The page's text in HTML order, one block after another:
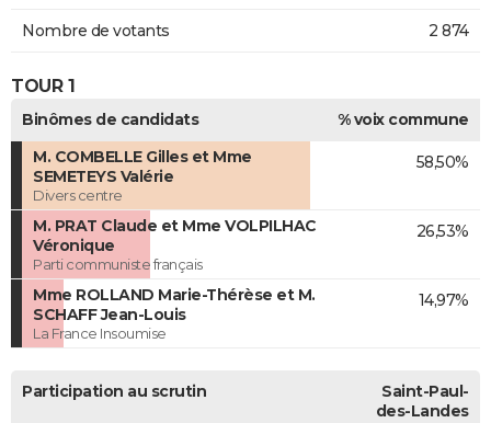
Nombre de votants 2 874
TOUR 1
Binômes de candidats
% voix commune
M. COMBELLE Gilles et Mme
SEMETEYS Valérie
Divers centre
58,50%
M. PRAT Claude et Mme VOLPILHAC
Véronique
Parti communiste français
26,53%
Mme ROLLAND Marie-Thérèse et M.
SCHAFF Jean-Louis
La France Insoumise
14,97%
Participation au scrutin
Saint-Paul-
des-Landes